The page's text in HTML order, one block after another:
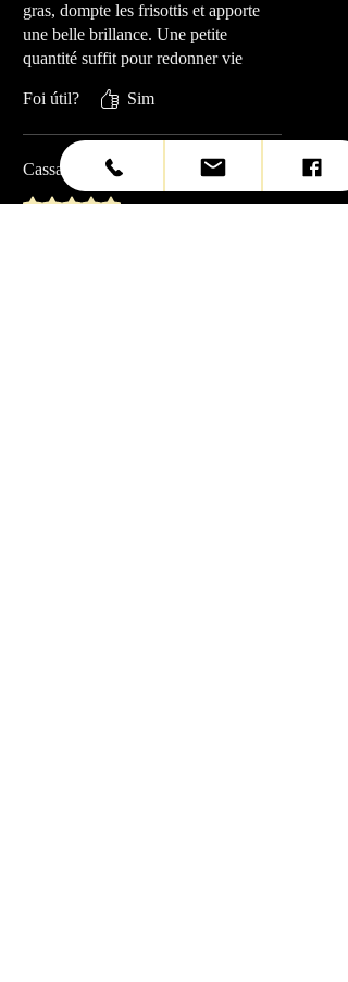
gras, dompte les frisottis et apporte
une belle brillance. Une petite
quantité suffit pour redonner vie
chaque brushing!
Foi útil? Sim
Cassandra Ouellet
29 de jul.
Rated 5 out of 5 stars.